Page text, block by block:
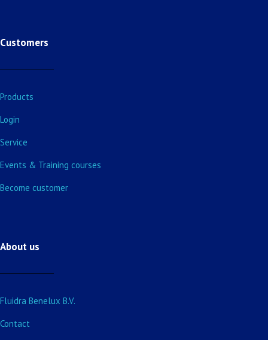
Customers
Products
Login
Service
Events & Training courses
Become customer
About us
Fluidra Benelux B.V.
Contact